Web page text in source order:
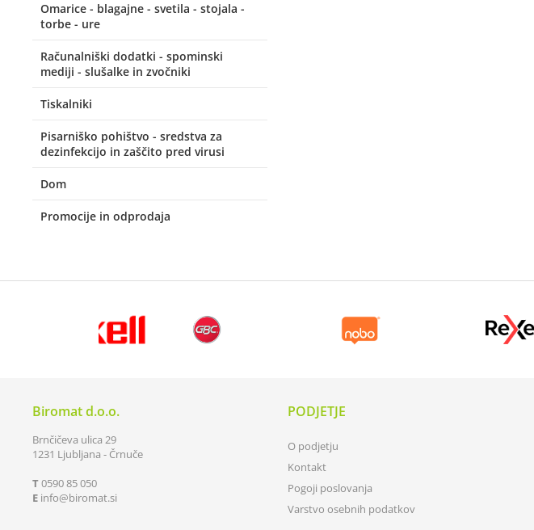
Omarice - blagajne - svetila - stojala -
torbe - ure
Računalniški dodatki - spominski
mediji - slušalke in zvočniki
Tiskalniki
Pisarniško pohištvo - sredstva za
dezinfekcijo in zaščito pred virusi
Dom
Promocije in odprodaja
Biromat d.o.o.
Brnčičeva ulica 29
1231 Ljubljana - Črnuče
T0590 85 050
E info biromat.si
PODJETJE
O podjetju
Kontakt
Pogoji poslovanja
Varstvo osebnih podatkov